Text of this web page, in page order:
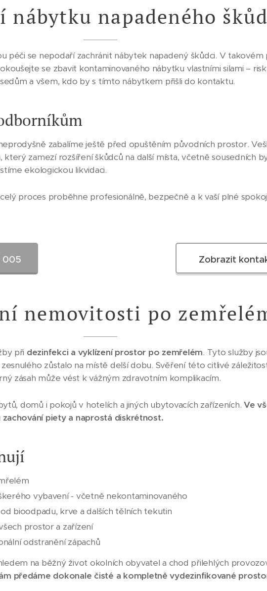
nábytku napadeného
péči se nepodaří zachránit nábytek napadený škůdci. V takovém
se zbavit kontaminovaného nábytku vlastními silami –
a všem, kdo by s tímto nábytkem přišli do kontaktu.
zabalíme ještě před opuštěním původních prostor.
který zamezí rozšíření škůdců na další místa, včetně sousedních
ekologickou likvidaci.
proces proběhne profesionálně, bezpečně a k vaší plné
005 Zobrazit
nemovitosti po
při dezinfekci a vyklízení prostor po zemřelém. Tyto služby
zůstalo na místě delší dobu. Svěření této citlivé
zásah může vést k vážným zdravotním komplikacím.
domů i pokojů v hotelích a jiných ubytovacích zařízeních. Ve
piety a naprostá diskrétnost.
vybavení - včetně nekontaminovaného
bioodpadu, krve a dalších tělních tekutin
prostor a zařízení
odstranění zápachů
na běžný život okolních obyvatel a chod přilehlých
předáme dokonale čisté a kompletně vydezinfikované